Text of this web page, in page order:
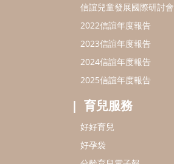
信誼兒童發展國際研討會
2022信誼年度報告
2023信誼年度報告
2024信誼年度報告
2025信誼年度報告
育兒服務
好好育兒
好孕袋